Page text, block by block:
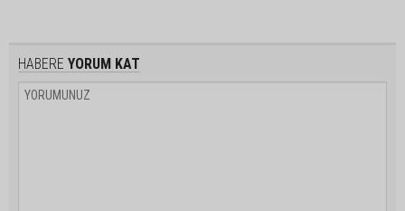
HABERE YORUM KAT